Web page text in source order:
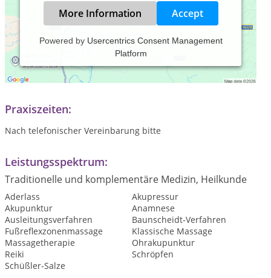
More Information Accept
Powered by Usercentrics Consent Management
Platform
Heilpraktikerin Britta Mohrmann
Praxiszeiten:
Nach telefonischer Vereinbarung bitte
Leistungsspektrum:
Traditionelle und komplementäre Medizin, Heilkunde
Aderlass
Akupressur
Akupunktur
Anamnese
Ausleitungsverfahren
Baunscheidt-Verfahren
Fußreflexzonenmassage
Klassische Massage
Massagetherapie
Ohrakupunktur
Reiki
Schröpfen
Schüßler-Salze